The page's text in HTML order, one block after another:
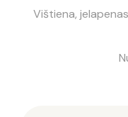
Vištiena,